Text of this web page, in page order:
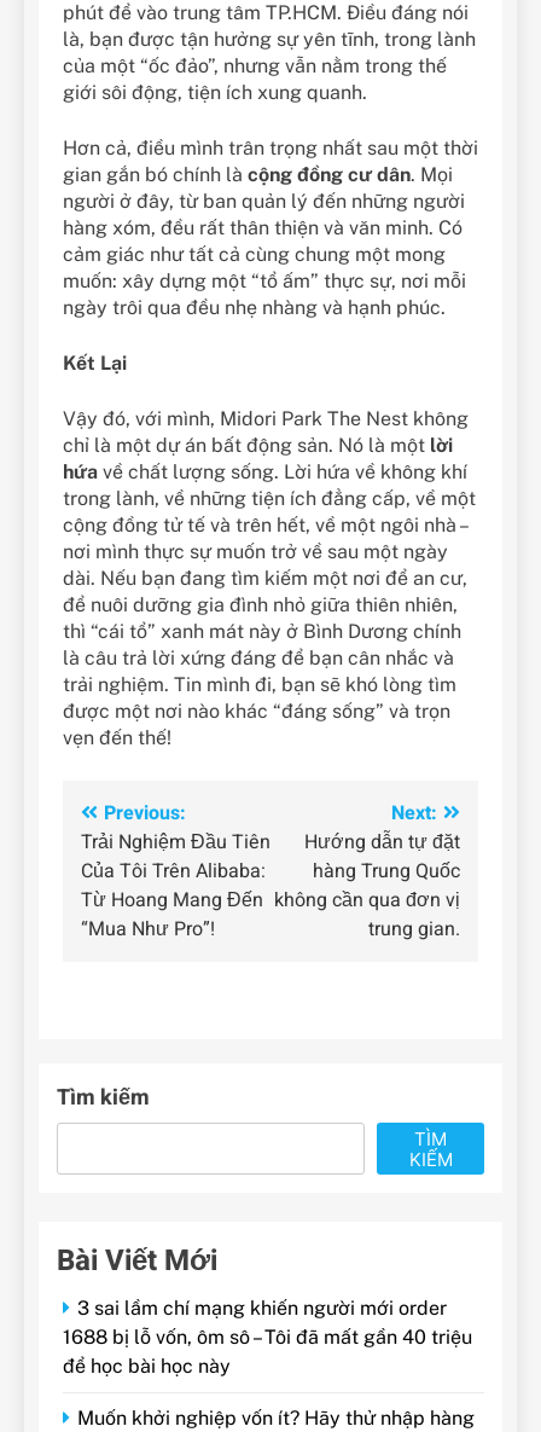
phút để vào trung tâm TP.HCM. Điều đáng nói
là, bạn được tận hưởng sự yên tĩnh, trong lành
của một “ốc đảo”, nhưng vẫn nằm trong thế
giới sôi động, tiện ích xung quanh.
Hơn cả, điều mình trân trọng nhất sau một thời
gian gắn bó chính là cộng đồng cư dân. Mọi
người ở đây, từ ban quản lý đến những người
hàng xóm, đều rất thân thiện và văn minh. Có
cảm giác như tất cả cùng chung một mong
muốn: xây dựng một “tổ ấm” thực sự, nơi mỗi
ngày trôi qua đều nhẹ nhàng và hạnh phúc.
Kết Lại
Vậy đó, với mình, Midori Park The Nest không
chỉ là một dự án bất động sản. Nó là một lời
hứa về chất lượng sống. Lời hứa về không khí
trong lành, về những tiện ích đẳng cấp, về một
cộng đồng tử tế và trên hết, về một ngôi nhà –
nơi mình thực sự muốn trở về sau một ngày
dài. Nếu bạn đang tìm kiếm một nơi để an cư,
để nuôi dưỡng gia đình nhỏ giữa thiên nhiên,
thì “cái tổ” xanh mát này ở Bình Dương chính
là câu trả lời xứng đáng để bạn cân nhắc và
trải nghiệm. Tin mình đi, bạn sẽ khó lòng tìm
được một nơi nào khác “đáng sống” và trọn
vẹn đến thế!
Điều
hướng
bài
viết
Previous:
Trải Nghiệm Đầu Tiên
Của Tôi Trên Alibaba:
Từ Hoang Mang Đến
“Mua Như Pro”!
Next:
Hướng dẫn tự đặt
hàng Trung Quốc
không cần qua đơn vị
trung gian.
Tìm kiếm
TÌM
KIẾM
Bài Viết Mới
3 sai lầm chí mạng khiến người mới order
1688 bị lỗ vốn, ôm sô – Tôi đã mất gần 40 triệu
để học bài học này
Muốn khởi nghiệp vốn ít? Hãy thử nhập hàng